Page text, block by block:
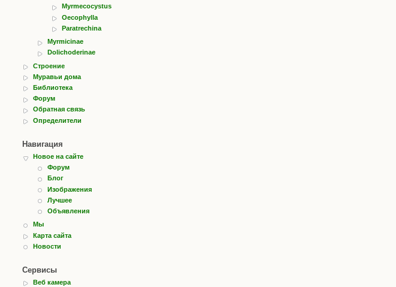
Myrmecocystus
Oecophylla
Paratrechina
Myrmicinae
Dolichoderinae
Строение
Муравьи дома
Библиотека
Форум
Обратная связь
Определители
Навигация
Новое на сайте
Форум
Блог
Изображения
Лучшее
Объявления
Мы
Карта сайта
Новости
Сервисы
Веб камера